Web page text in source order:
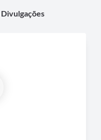
Divulgações